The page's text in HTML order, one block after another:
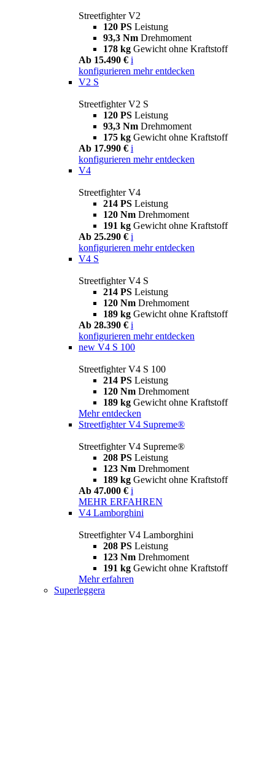
Streetfighter V2
120 PS Leistung
93,3 Nm Drehmoment
178 kg Gewicht ohne Kraftstoff
Ab 15.490 € i
konfigurieren mehr entdecken
V2 S
Streetfighter V2 S
120 PS Leistung
93,3 Nm Drehmoment
175 kg Gewicht ohne Kraftstoff
Ab 17.990 € i
konfigurieren mehr entdecken
V4
Streetfighter V4
214 PS Leistung
120 Nm Drehmoment
191 kg Gewicht ohne Kraftstoff
Ab 25.290 € i
konfigurieren mehr entdecken
V4 S
Streetfighter V4 S
214 PS Leistung
120 Nm Drehmoment
189 kg Gewicht ohne Kraftstoff
Ab 28.390 € i
konfigurieren mehr entdecken
new V4 S 100
Streetfighter V4 S 100
214 PS Leistung
120 Nm Drehmoment
189 kg Gewicht ohne Kraftstoff
Mehr entdecken
Streetfighter V4 Supreme®
Streetfighter V4 Supreme®
208 PS Leistung
123 Nm Drehmoment
189 kg Gewicht ohne Kraftstoff
Ab 47.000 € i
MEHR ERFAHREN
V4 Lamborghini
Streetfighter V4 Lamborghini
208 PS Leistung
123 Nm Drehmoment
191 kg Gewicht ohne Kraftstoff
Mehr erfahren
Superleggera